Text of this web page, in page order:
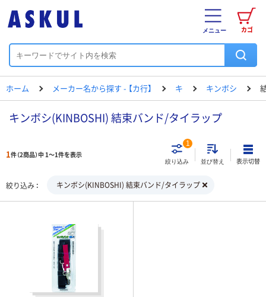
カゴ
メニュー
ホーム メーカー名から探す - 【カ行】 キ キンボシ
キンボシ(KINBOSHI) 結束バンド/タイラップ
1件（2商品）中 1～1件を表示
絞り込み
1
並び替え 表示切替
絞り込み キンボシ(KINBOSHI) 結束バンド/タイラップ